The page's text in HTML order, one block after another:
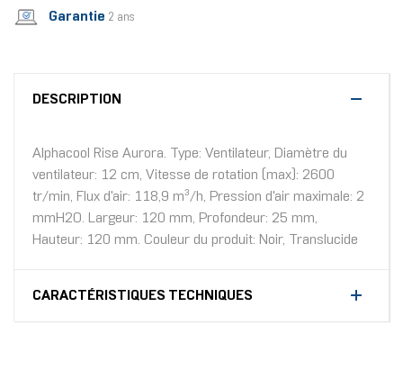
Garantie 2 ans
DESCRIPTION
Alphacool Rise Aurora. Type: Ventilateur, Diamètre du
ventilateur: 12 cm, Vitesse de rotation (max): 2600
tr/min, Flux d'air: 118,9 m³/h, Pression d'air maximale: 2
mmH2O. Largeur: 120 mm, Profondeur: 25 mm,
Hauteur: 120 mm. Couleur du produit: Noir, Translucide
CARACTÉRISTIQUES TECHNIQUES